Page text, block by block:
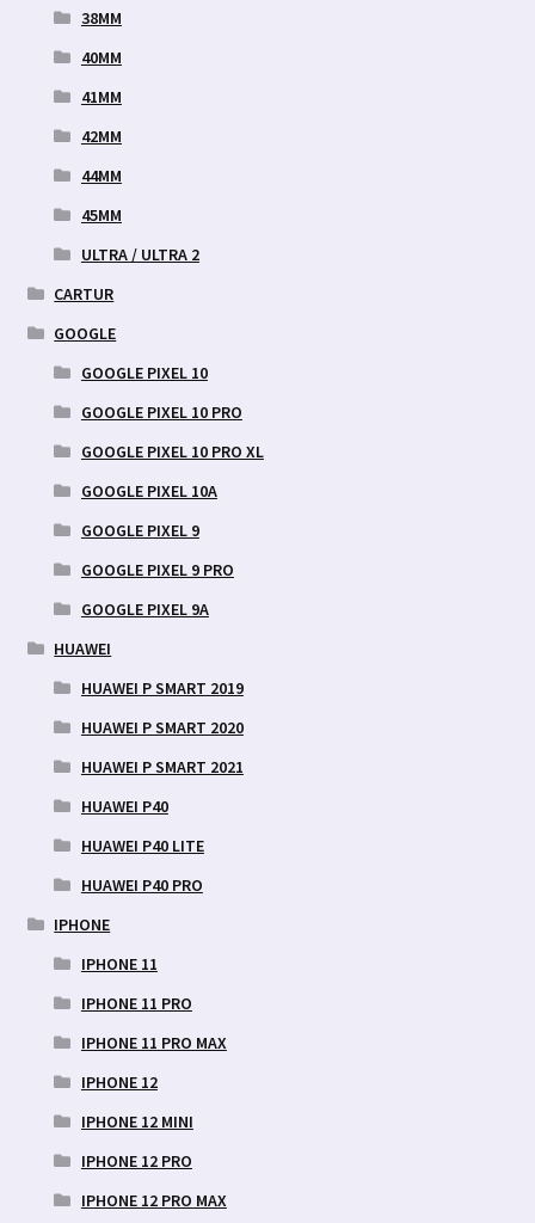
38MM
40MM
41MM
42MM
44MM
45MM
ULTRA / ULTRA 2
CARTUR
GOOGLE
GOOGLE PIXEL 10
GOOGLE PIXEL 10 PRO
GOOGLE PIXEL 10 PRO XL
GOOGLE PIXEL 10A
GOOGLE PIXEL 9
GOOGLE PIXEL 9 PRO
GOOGLE PIXEL 9A
HUAWEI
HUAWEI P SMART 2019
HUAWEI P SMART 2020
HUAWEI P SMART 2021
HUAWEI P40
HUAWEI P40 LITE
HUAWEI P40 PRO
IPHONE
IPHONE 11
IPHONE 11 PRO
IPHONE 11 PRO MAX
IPHONE 12
IPHONE 12 MINI
IPHONE 12 PRO
IPHONE 12 PRO MAX